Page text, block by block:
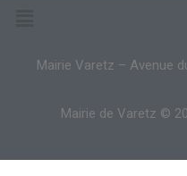
Mairie Varetz – Avenue
Mairie de Varetz ©